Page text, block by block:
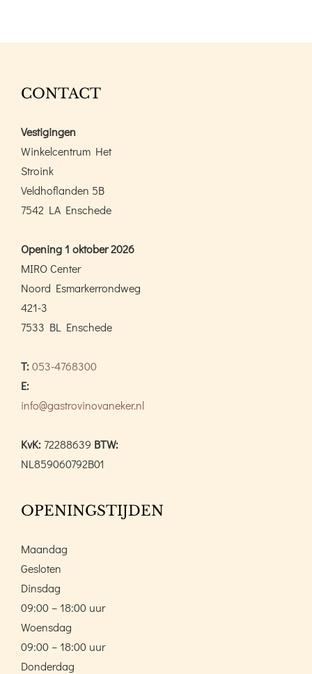
CONTACT
Vestigingen
Winkelcentrum Het
Stroink
Veldhoflanden 5B
7542 LA Enschede
Opening 1 oktober 2026
MIRO Center
Noord Esmarkerrondweg
421-3
7533 BL Enschede
T:053-4768300
E:
info@gastrovinovaneker.nl
KvK:72288639 BTW:
NL859060792B01
OPENINGSTIJDEN
Maandag
Gesloten
Dinsdag
09:00 – 18:00 uur
Woensdag
09:00 – 18:00 uur
Donderdag